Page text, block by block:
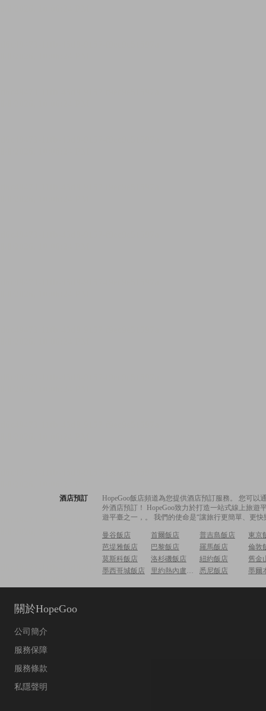
酒店預訂
HopeGoo飯店頻道為您提供酒店預訂服務。 您可
外酒店預訂！ HopeGoo致力於打造一站式線上旅
遊平臺之一，。 我們的使命是“讓旅行更簡單、更
曼谷飯店 首爾飯店 普吉島飯店
東京
芭堤雅飯店
巴黎飯店 羅馬飯店
倫敦
莫斯科飯店
洛杉磯飯店 紐約飯店
舊金
墨西哥城飯店
里約熱內盧飯店 悉尼飯店 墨爾
關於HopeGoo
公司簡介
服務保障
服務條款
私隱聲明